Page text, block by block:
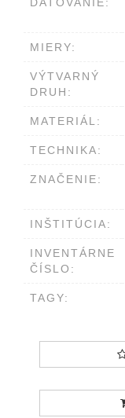
MIERY:
VÝTVARNÝ
DRUH:
MATERIÁL:
TECHNIKA:
ZNAČENIE:
INŠTITÚCIA:
INVENTÁRNE
ČÍSLO:
TAGY: